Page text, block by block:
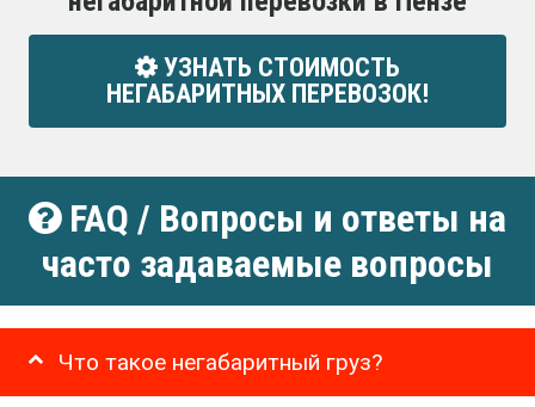
УЗНАТЬ СТОИМОСТЬ
НЕГАБАРИТНЫХ ПЕРЕВОЗОК!
FAQ / Вопросы и ответы на
часто задаваемые вопросы
Что такое негабаритный груз?